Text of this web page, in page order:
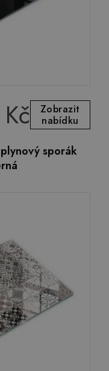
Zobrazit
nabídku
sporák